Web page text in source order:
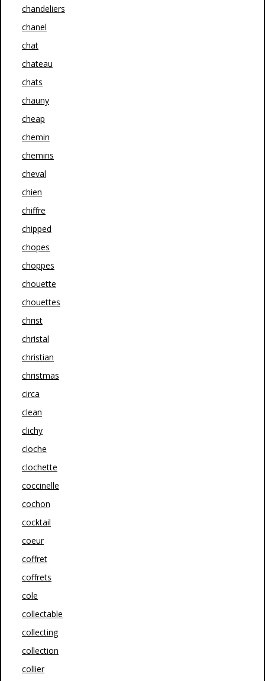
chandeliers
chanel
chat
chateau
chats
chauny
cheap
chemin
chemins
cheval
chien
chiffre
chipped
chopes
choppes
chouette
chouettes
christ
christal
christian
christmas
circa
clean
clichy
cloche
clochette
coccinelle
cochon
cocktail
coeur
coffret
coffrets
cole
collectable
collecting
collection
collier